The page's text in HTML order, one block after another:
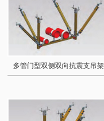
多管门型双侧双向抗震支吊架